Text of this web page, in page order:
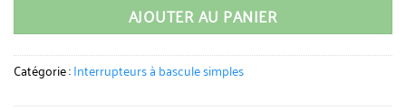
AJOUTER AU PANIER
Catégorie :Interrupteurs à bascule simples